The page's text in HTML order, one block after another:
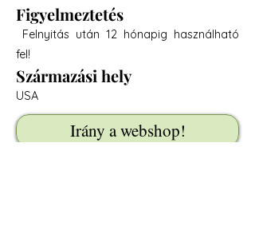
Figyelmeztetés
Felnyitás után 12 hónapig használható
fel!
Származási hely
USA
Irány a webshop!